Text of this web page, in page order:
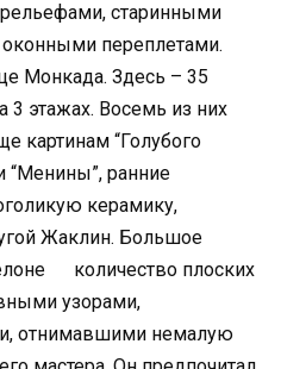
старинными
переплетами.
Монкада. Здесь – 35
3 этажах. Восемь из них
картинам “Голубого
“Менины”, ранние
керамику,
Жаклин. Большое
количество плоских
узорами,
отнимавшими немалую